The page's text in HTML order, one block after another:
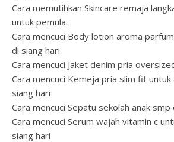
Cara memutihkan Skincare remaja
untuk pemula.
Cara mencuci Body lotion aroma
di siang hari
Cara mencuci Jaket denim pria
Cara mencuci Kemeja pria slim fit
siang hari
Cara mencuci Sepatu sekolah anak smp
Cara mencuci Serum wajah vitamin c
siang hari